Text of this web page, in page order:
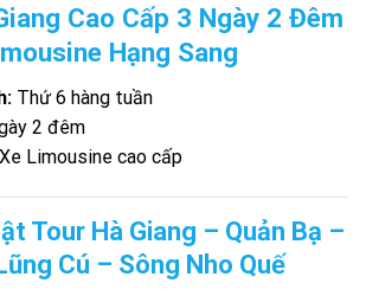
Cao Cấp 3 Ngày 2 Đêm
Hạng Sang
Thứ 6 hàng tuần
2 đêm
Xe Limousine cao cấp
Tour Hà Giang – Quản Bạ –
Cú – Sông Nho Quế